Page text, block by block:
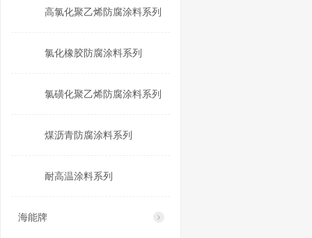
高氯化聚乙烯防腐涂料系列
氯化橡胶防腐涂料系列
氯磺化聚乙烯防腐涂料系列
煤沥青防腐涂料系列
耐高温涂料系列
海能牌